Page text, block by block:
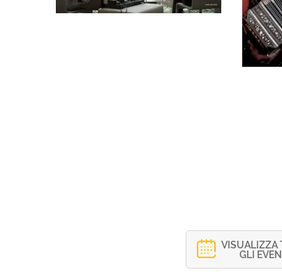
VISUALIZZA
GLI